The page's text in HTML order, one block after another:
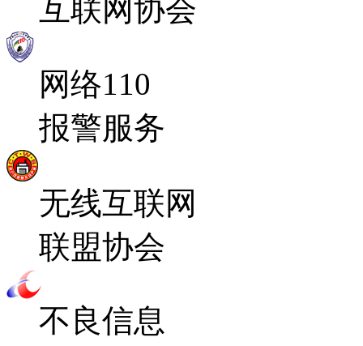
互联网协会
网络110
报警服务
无线互联网
联盟协会
不良信息